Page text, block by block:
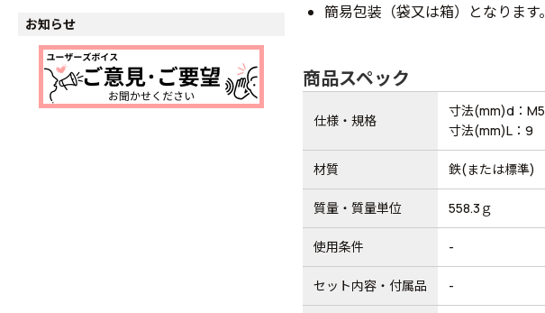
お知らせ
簡易包装（袋又は箱）となります。
商品スペック
仕様・規格
寸法(mm)d：M5
寸法(mm)L：9
材質 鉄(または標準)
質量・質量単位 558.3ｇ
使用条件 -
セット内容・付属品 -